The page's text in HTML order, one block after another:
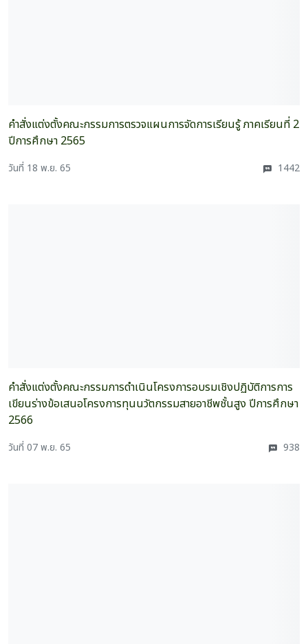
คำสั่งแต่งตั้งคณะกรรมการตรวจแผนการจัดการเรียนรู้ ภาคเรียนที่ 2
ปีการศึกษา 2565
วันที่ 18 พ.ย. 65 1442
คำสั่งแต่งตั้งคณะกรรมการดำเนินโครงการอบรมเชิงปฏิบัติการการ
เขียนร่างข้อเสนอโครงการทุนนวัตกรรมสายอาชีพชั้นสูง​ ปีการศึกษา​
2566
วันที่ 07 พ.ย. 65 938